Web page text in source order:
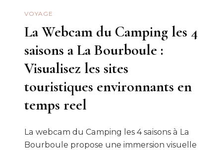
VOYAGE
La Webcam du Camping les 4
saisons a La Bourboule :
Visualisez les sites
touristiques environnants en
temps reel
La webcam du Camping les 4 saisons à La
Bourboule propose une immersion visuelle